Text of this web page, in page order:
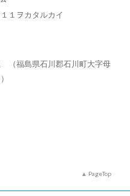
１ヲカタルカイ
（福島県石川郡石川町大字母
PageTop